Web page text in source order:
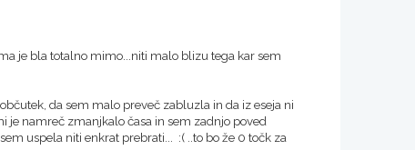
je bla totalno mimo...niti malo blizu tega kar sem
da sem malo preveč zabluzla in da iz eseja ni
je namreč zmanjkalo časa in sem zadnjo poved
uspela niti enkrat prebrati... :( ..to bo že 0 točk za